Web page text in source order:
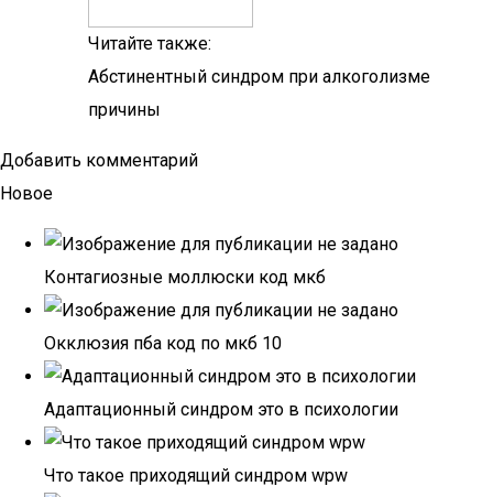
Читайте также:
Абстинентный синдром при алкоголизме
причины
Добавить комментарий
Новое
Контагиозные моллюски код мкб
Окклюзия пба код по мкб 10
Адаптационный синдром это в психологии
Что такое приходящий синдром wpw